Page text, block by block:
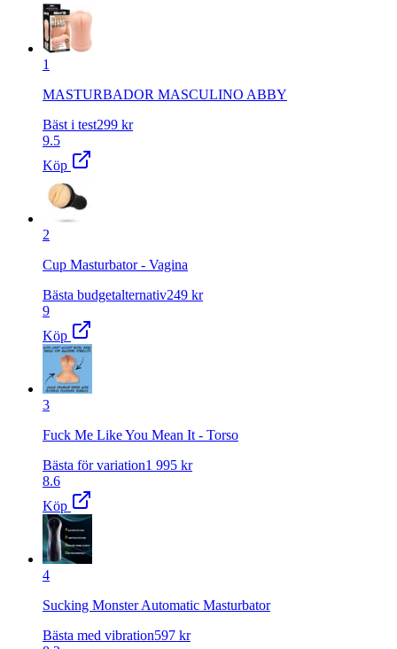
1
MASTURBADOR MASCULINO ABBY
Bäst i test299 kr
9.5
Köp
2
Cup Masturbator - Vagina
Bästa budgetalternativ249 kr
9
Köp
3
Fuck Me Like You Mean It - Torso
Bästa för variation1 995 kr
8.6
Köp
4
Sucking Monster Automatic Masturbator
Bästa med vibration597 kr